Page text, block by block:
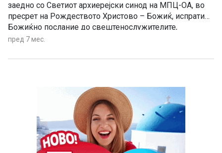
заедно со Светиот архиерејски синод на МПЦ-ОА, во
пресрет на Рождеството Христово – Божиќ, испрати
Божиќно послание до свештенослужителите,
монаштвото и до сите чеда на Македонската
правилно, совесно и добродушно на местото каде што
правиме е мало и безначајно. „ Живееме во свет во
којшто има неправди и беззаконие, каде што не само
што не се почитуваат Христовите заповеди, туку и
владеат норми најдиректно спротивни на нив. Но да не
дозволиме тоа да ни стане прифатливо и вообичаено.
Да не се сообразуваме со овој свет, туку нашиот
пред 7 мес.